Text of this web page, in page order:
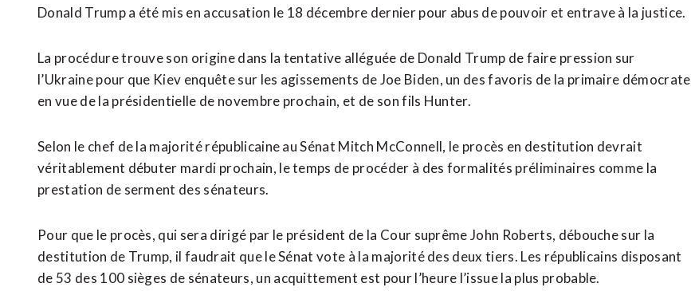
Donald Trump a été mis en accusation le 18 décembre dernier pour abus de pouvoir et entrave à la justice.
La procédure trouve son origine dans la tentative alléguée de Donald Trump de faire pression sur
l’Ukraine pour que Kiev enquête sur les agissements de Joe Biden, un des favoris de la primaire démocrate
en vue de la présidentielle de novembre prochain, et de son fils Hunter.
Selon le chef de la majorité républicaine au Sénat Mitch McConnell, le procès en destitution devrait
véritablement débuter mardi prochain, le temps de procéder à des formalités préliminaires comme la
prestation de serment des sénateurs.
Pour que le procès, qui sera dirigé par le président de la Cour suprême John Roberts, débouche sur la
destitution de Trump, il faudrait que le Sénat vote à la majorité des deux tiers. Les républicains disposant
de 53 des 100 sièges de sénateurs, un acquittement est pour l’heure l’issue la plus probable.